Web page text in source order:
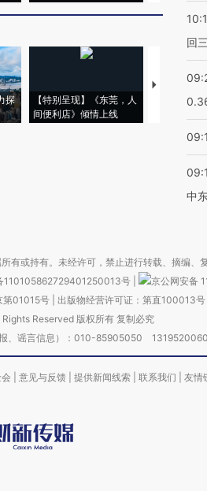
探
【特别呈现】《东莞，人
间便利店》倾情上线
【推广】走
会，让数智
回
中
有或持有。未经许可，禁止进行转载、摘编、
110105862729401250013号
京公网安备
第01015号| 出版物经营许可证：第直100013号
Reserved 版权所有 复制必究
、谣言信息）：010-85905050
意见与反馈 提供新闻线索 联系我们 友情